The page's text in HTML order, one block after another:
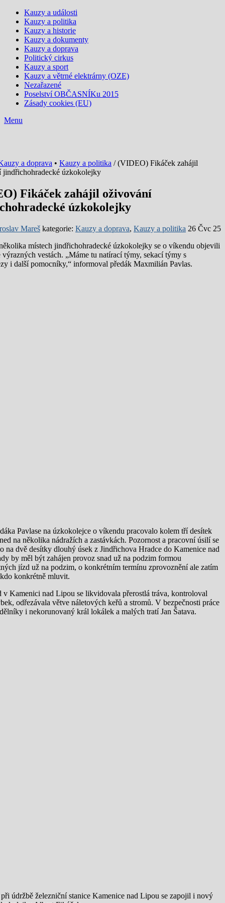
Kauzy a události
Kauzy a politika
Kauzy a historie
Kauzy a dokumenty
Kauzy a doprava
Politický cirkus
Kauzy a sport
Kauzy a větrné elektrárny (OZE)
Nezařazené
Poselství OBČASNÍKu 2015
Zásady cookies (EU)
Menu
a doprava • Kauzy a politika / (VIDEO) Fikáček zahájil
jindřichohradecké úzkokolejky
Fikáček zahájil oživování
úzkokolejky
Mareš kategorie: Kauzy a doprava, Kauzy a politika 26 Čvc 25
místech jindřichohradecké úzkokolejky se o víkendu objevili
vestách. „Máme tu natírací týmy, sekací týmy s
i další pomocníky,“ informoval předák Maxmilián Pavlas.
Pavlase na úzkokolejce o víkendu pracovalo kolem tří desítek
na několika nádražích a zastávkách. Pozornost a pracovní úsilí se
na dvě desítky dlouhý úsek z Jindřichova Hradce do Kamenice nad
by měl být zahájen provoz snad už na podzim formou
jízd už na podzim, o konkrétním termínu zprovoznění ale zatím
konkrétně mluvit.
v Kamenici nad Lipou se likvidovala přerostlá tráva, kontroloval
odřezávala větve náletových keřů a stromů. V bezpečnosti práce
i nekorunovaný král lokálek a malých tratí Jan Šatava.
údržbě železniční stanice Kamenice nad Lipou se zapojil i nový